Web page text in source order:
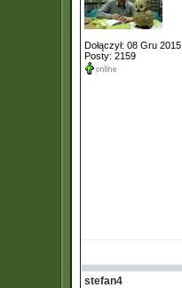
Dołączył: 08 Gru 2015
Posty: 2159
stefan4